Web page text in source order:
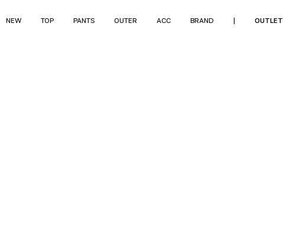
NEW TOP PANTS OUTER ACC BRAND OUTLET